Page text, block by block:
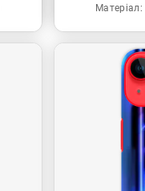
Матеріал: